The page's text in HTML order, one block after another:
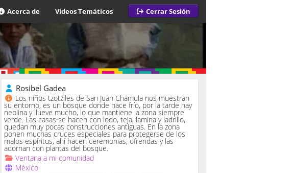
Acerca de Videos Temáticos Cerrar Sesión
Rosibel Gadea
Los niños tzotziles de San Juan Chamula nos muestran
su entorno, es un bosque donde hace frío, por la tarde hay
neblina y llueve mucho, lo que mantiene la zona siempre
verde. Las casas se hacen con lodo, teja, lamina y ladrillo,
quedan muy pocas construcciones antiguas. En la zona
ponen muchas cruces especiales para protegerse de los
malos espíritus, ahí hacen ceremonias, ofrendas y las
adornan con plantas del bosque.
Ventana a mi comunidad
México